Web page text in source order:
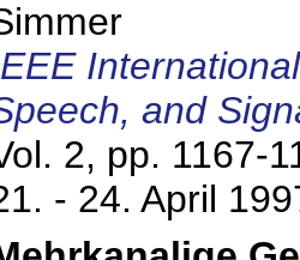
and
2, pp. 1167-
- 24. April